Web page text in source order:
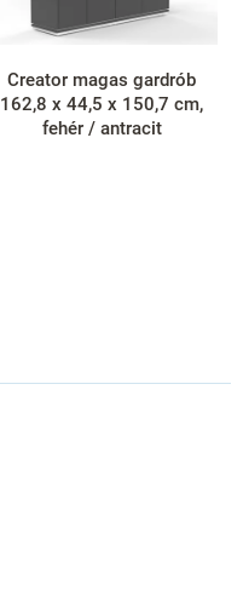
Creator magas gardrób
162,8 x 44,5 x 150,7 cm,
fehér / antracit